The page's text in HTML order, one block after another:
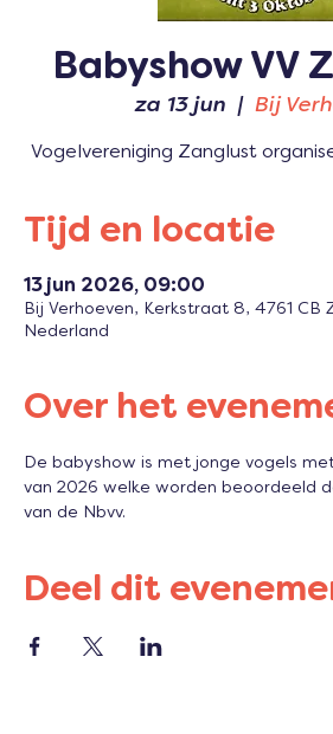
Babyshow VV
za 13 jun
  |
Bij
Vogelvereniging Zanglust
Tijd en locatie
13 jun 2026, 09:00
Bij Verhoeven, Kerkstraat 8, 4761 CB
Nederland
Over het
De babyshow is met jonge vogels
van 2026 welke worden beoordeeld
van de Nbvv.
Deel dit